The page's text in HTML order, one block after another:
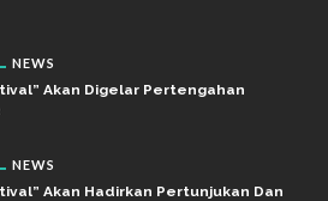
NEWS
Akan Digelar Pertengahan
NEWS
Akan Hadirkan Pertunjukan Dan